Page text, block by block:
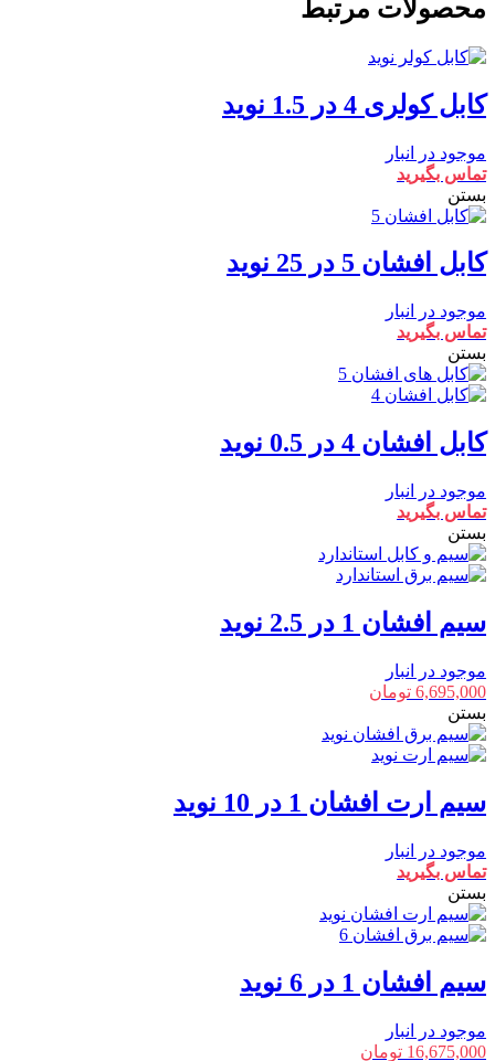
1
عدد
محصولات مرتبط
کابل کولری 4 در 1.5 نوید
موجود در انبار
تماس بگیرید
بستن
کابل افشان 5 در 25 نوید
موجود در انبار
تماس بگیرید
بستن
کابل افشان 4 در 0.5 نوید
موجود در انبار
تماس بگیرید
بستن
سیم افشان 1 در 2.5 نوید
موجود در انبار
6,695,000 تومان
بستن
سیم ارت افشان 1 در 10 نوید
موجود در انبار
تماس بگیرید
بستن
سیم افشان 1 در 6 نوید
موجود در انبار
16,675,000 تومان